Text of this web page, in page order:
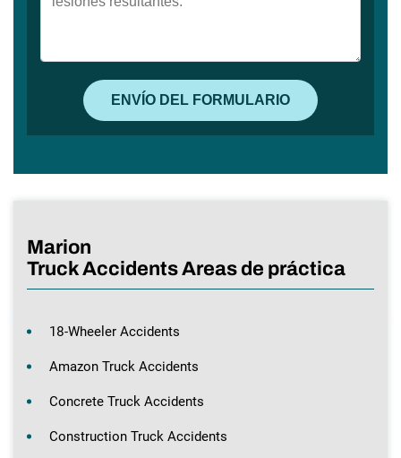
Marion
Truck Accidents Areas de práctica
18-Wheeler Accidents
Amazon Truck Accidents
Concrete Truck Accidents
Construction Truck Accidents